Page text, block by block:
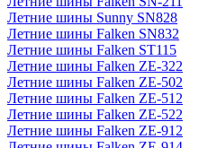
Летние шины Sunny SN828
Летние шины Falken SN832
Летние шины Falken ST115
Летние шины Falken ZE-322
Летние шины Falken ZE-502
Летние шины Falken ZE-512
Летние шины Falken ZE-522
Летние шины Falken ZE-912